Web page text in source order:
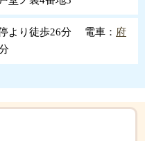
より徒歩26分 電車： 府